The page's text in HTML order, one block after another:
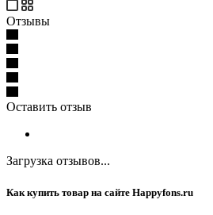
Отзывы
Оставить отзыв
Загрузка отзывов...
Как купить товар на сайте Happyfons.ru